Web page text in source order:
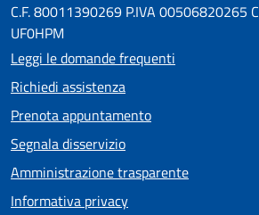
C.F. 80011390269 P.IVA 00506820265
UF0HPM
Leggi le domande frequenti
Richiedi assistenza
Prenota appuntamento
Segnala disservizio
Amministrazione trasparente
Informativa privacy